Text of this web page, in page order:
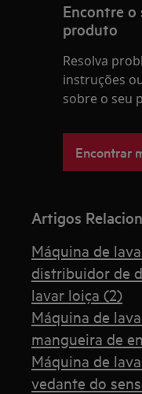
Encontre o
produto
Resolva
instruções
sobre o seu
Encontrar
Artigos
Máquina de
distribuidor de
lavar loiça (2)
Máquina de
mangueira de
Máquina de
vedante do